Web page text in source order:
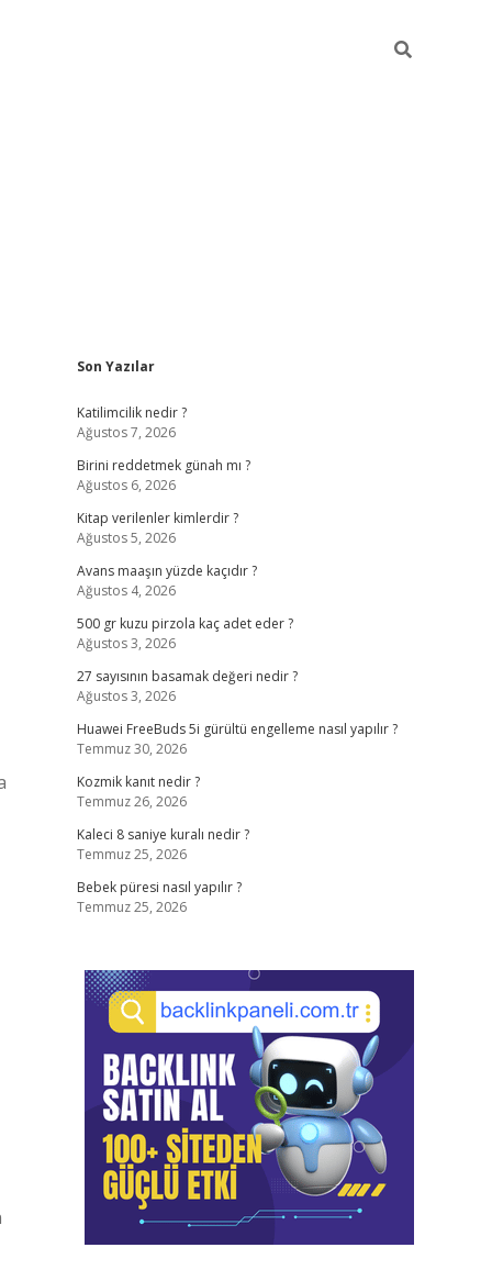
Sidebar
Son Yazılar
Katilimcilik nedir ?
Ağustos 7, 2026
Birini reddetmek günah mı ?
Ağustos 6, 2026
Kitap verilenler kimlerdir ?
Ağustos 5, 2026
Avans maaşın yüzde kaçıdır ?
Ağustos 4, 2026
500 gr kuzu pirzola kaç adet eder ?
Ağustos 3, 2026
27 sayısının basamak değeri nedir ?
Ağustos 3, 2026
Huawei FreeBuds 5i gürültü engelleme nasıl yapılır ?
Temmuz 30, 2026
Kozmik kanıt nedir ?
Temmuz 26, 2026
Kaleci 8 saniye kuralı nedir ?
Temmuz 25, 2026
Bebek püresi nasıl yapılır ?
Temmuz 25, 2026
ilbet girişhttps://betexpergiris.casino/